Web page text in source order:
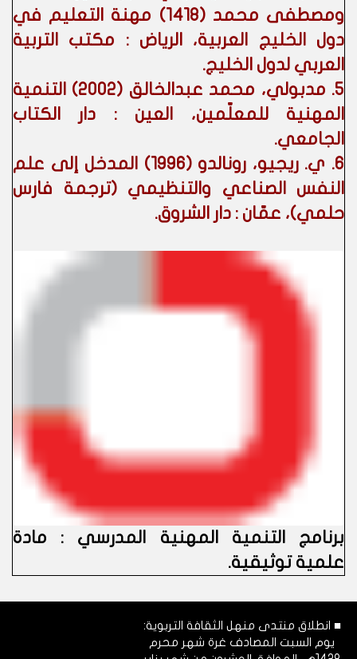
ومصطفى محمد (1418) مهنة التعليم في
دول الخليج العربية، الرياض : مكتب التربية
العربي لدول الخليج.
5. مدبولي، محمد عبدالخالق (2002) التنمية
المهنية للمعلّمين، العين : دار الكتاب
الجامعي.
6. ي. ريجيو، رونالدو (1996) المدخل إلى علم
النفس الصناعي والتنظيمي (ترجمة فارس
حلمي)، عمّان : دار الشروق.
برنامج التنمية المهنية المدرسي : مادة
علمية توثيقية.
■ انطلاق منتدى منهل الثقافة التربوية:
يوم السبت المصادف غرة شهر محرم